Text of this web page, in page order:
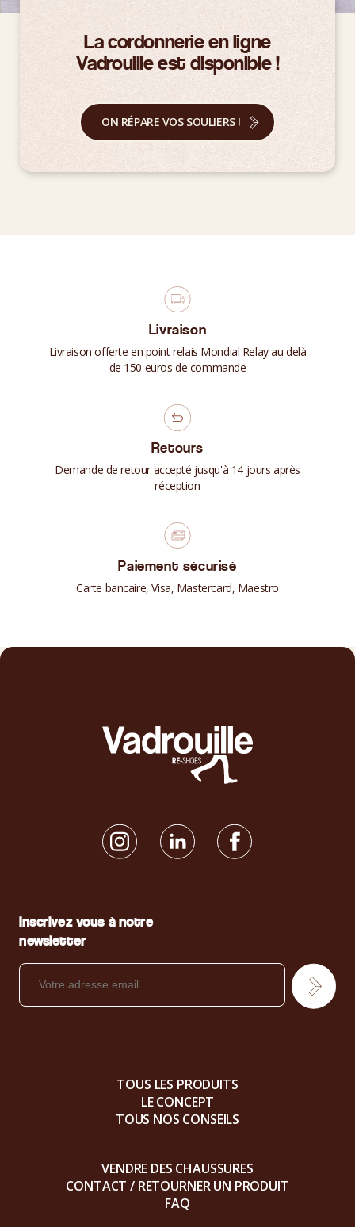
La cordonnerie en ligne
Vadrouille est disponible !
ON RÉPARE VOS SOULIERS !
Livraison
Livraison offerte en point relais Mondial Relay au delà
de 150 euros de commande
Retours
Demande de retour accepté jusqu'à 14 jours après
réception
Paiement sécurisé
Carte bancaire, Visa, Mastercard, Maestro
Inscrivez vous à notre
newsletter
TOUS LES PRODUITS
LE CONCEPT
TOUS NOS CONSEILS
VENDRE DES CHAUSSURES
CONTACT / RETOURNER UN PRODUIT
FAQ